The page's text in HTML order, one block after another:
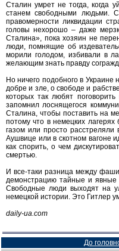
Сталин умрет не тогда, когда
станем свободными людьми.
правомерности ликвидации
головы нехорошо – даже
Сталина», пока хозяин не
люди, помнящие об
морили голодом, избивали в
желающим знать правду
Но ничего подобного в
добре и зле, о свободе и
которых так любят
запомнил лоснящегося
Сталина, чтобы поставить на
потому что в немецких
газом или просто
Аушвице или в скотном вагоне
как спорить, о чем
смертью.
И все-таки разница между
демонстрацию тайные и явные
Свободные люди выходят на
немецкой истории. Это Гитлер
daily-ua.com
До